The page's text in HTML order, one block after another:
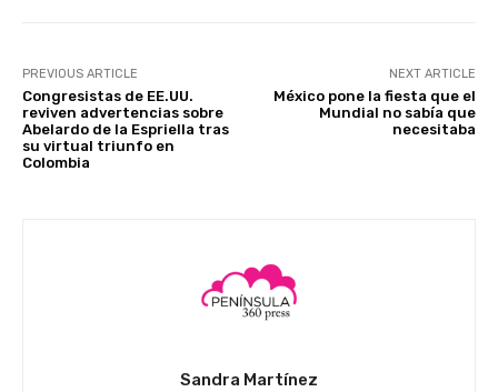
PREVIOUS ARTICLE
Congresistas de EE.UU.
reviven advertencias sobre
Abelardo de la Espriella tras
su virtual triunfo en
Colombia
NEXT ARTICLE
México pone la fiesta que el
Mundial no sabía que
necesitaba
Sandra Martínez